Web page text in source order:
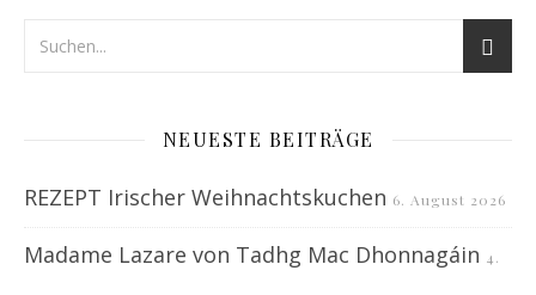
NEUESTE BEITRÄGE
REZEPT Irischer Weihnachtskuchen 6. August 2026
Madame Lazare von Tadhg Mac Dhonnagáin 4.